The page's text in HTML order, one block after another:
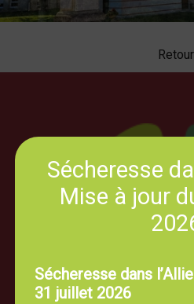
Retour
Sécheresse
Mise à jour
Sécheresse dans
31 juillet 2026